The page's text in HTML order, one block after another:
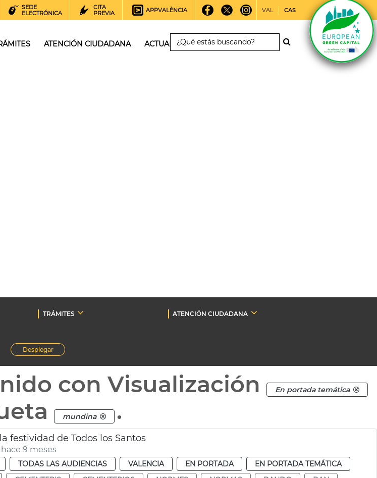
SEDE
ELECTRÓNICA
CITA
PREVIA
APPVALÈNCIA VAL CAS
ATENCIÓN CIUDADANA ACTUALIDAD
TRÁMITES
ATENCIÓN CIUDADANA
Desplegar
con Visualización En portada temática
mundina .
festividad de Todos los Santos
9 meses
TODAS LAS AUDIENCIAS VALENCIA EN PORTADA
EN PORTADA TEMÁTICA